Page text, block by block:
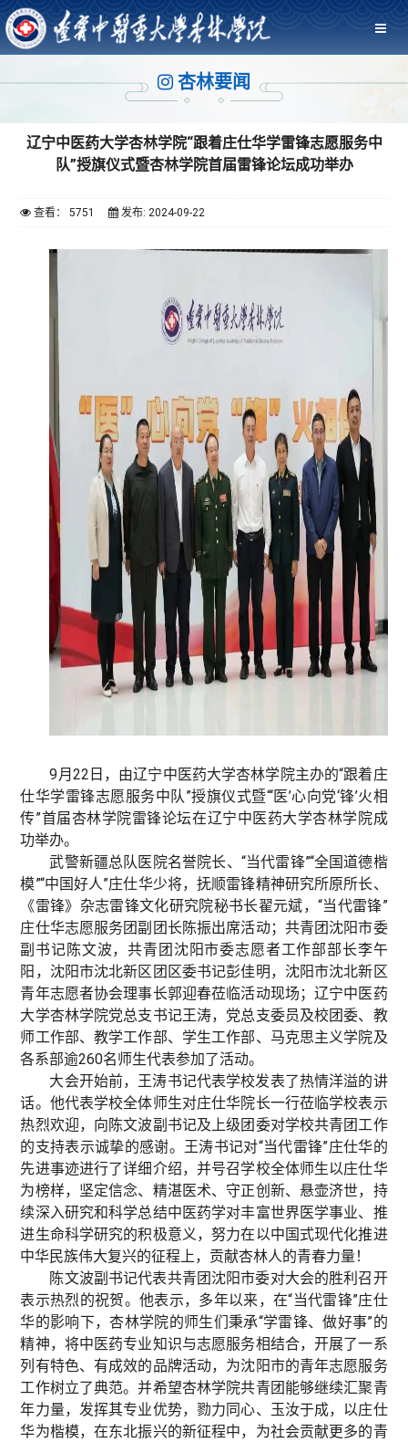
杏林要闻
辽宁中医药大学杏林学院“跟着庄仕华学雷锋志愿服务中
队”授旗仪式暨杏林学院首届雷锋论坛成功举办
查看： 5751 发布: 2024-09-22
9月22日，由辽宁中医药大学杏林学院主办的“跟着庄
仕华学雷锋志愿服务中队”授旗仪式暨“‘医’心向党‘锋’火相
传”首届杏林学院雷锋论坛在辽宁中医药大学杏林学院成
功举办。
武警新疆总队医院名誉院长、“当代雷锋”“全国道德楷
模”“中国好人”庄仕华少将，抚顺雷锋精神研究所原所长、
《雷锋》杂志雷锋文化研究院秘书长翟元斌，“当代雷锋”
庄仕华志愿服务团副团长陈振出席活动；共青团沈阳市委
副书记陈文波，共青团沈阳市委志愿者工作部部长李午
阳，沈阳市沈北新区团区委书记彭佳明，沈阳市沈北新区
青年志愿者协会理事长郭迎春莅临活动现场；辽宁中医药
大学杏林学院党总支书记王涛，党总支委员及校团委、教
师工作部、教学工作部、学生工作部、马克思主义学院及
各系部逾260名师生代表参加了活动。
大会开始前，王涛书记代表学校发表了热情洋溢的讲
话。他代表学校全体师生对庄仕华院长一行莅临学校表示
热烈欢迎，向陈文波副书记及上级团委对学校共青团工作
的支持表示诚挚的感谢。王涛书记对“当代雷锋”庄仕华的
先进事迹进行了详细介绍，并号召学校全体师生以庄仕华
为榜样，坚定信念、精湛医术、守正创新、悬壶济世，持
续深入研究和科学总结中医药学对丰富世界医学事业、推
进生命科学研究的积极意义，努力在以中国式现代化推进
中华民族伟大复兴的征程上，贡献杏林人的青春力量！
陈文波副书记代表共青团沈阳市委对大会的胜利召开
表示热烈的祝贺。他表示，多年以来，在“当代雷锋”庄仕
华的影响下，杏林学院的师生们秉承“学雷锋、做好事”的
精神，将中医药专业知识与志愿服务相结合，开展了一系
列有特色、有成效的品牌活动，为沈阳市的青年志愿服务
工作树立了典范。并希望杏林学院共青团能够继续汇聚青
年力量，发挥其专业优势，勠力同心、玉汝于成，以庄仕
华为楷模，在东北振兴的新征程中，为社会贡献更多的青